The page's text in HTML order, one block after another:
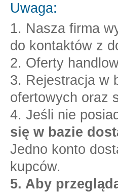
Uwaga:
1. Nasza firma
do kontaktów z
2. Oferty
3. Rejestracja w
ofertowych oraz
4. Jeśli nie
się w bazie
Jedno konto
kupców.
5. Aby